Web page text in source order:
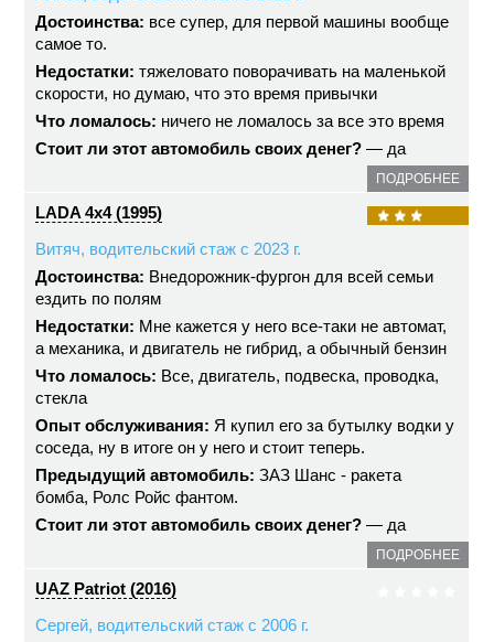
Достоинства: все супер, для первой машины вообще
самое то.
Недостатки: тяжеловато поворачивать на маленькой
скорости, но думаю, что это время привычки
Что ломалось: ничего не ломалось за все это время
Стоит ли этот автомобиль своих денег? — да
ПОДРОБНЕЕ
LADA 4x4 (1995)
Витяч, водительский стаж с 2023 г.
Достоинства: Внедорожник-фургон для всей семьи
ездить по полям
Недостатки: Мне кажется у него все-таки не автомат,
а механика, и двигатель не гибрид, а обычный бензин
Что ломалось: Все, двигатель, подвеска, проводка,
стекла
Опыт обслуживания: Я купил его за бутылку водки у
соседа, ну в итоге он у него и стоит теперь.
Предыдущий автомобиль: ЗАЗ Шанс - ракета
бомба, Ролс Ройс фантом.
Стоит ли этот автомобиль своих денег? — да
ПОДРОБНЕЕ
UAZ Patriot (2016)
Сергей, водительский стаж с 2006 г.